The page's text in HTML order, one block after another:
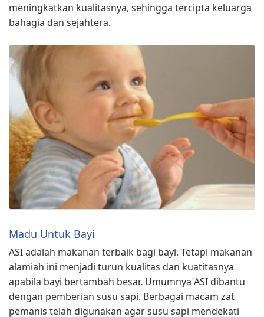
meningkatkan kualitasnya, sehingga tercipta keluarga
bahagia dan sejahtera.
Madu Untuk Bayi
ASI adalah makanan terbaik bagi bayi. Tetapi makanan
alamiah ini menjadi turun kualitas dan kuatitasnya
apabila bayi bertambah besar. Umumnya ASI dibantu
dengan pemberian susu sapi. Berbagai macam zat
pemanis telah digunakan agar susu sapi mendekati